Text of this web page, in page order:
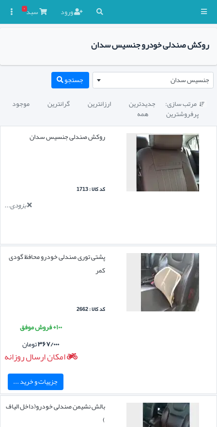
ورود سبد۰
روکش صندلی خودرو جنسیس سدان
جنسیس سدان جستجو
 مرتب سازی: جدیدترین ارزانترین گرانترین موجود
پرفروشترین
همه
روکش صندلی جنسیس سدان
کد کالا : 1713
بزودی...
پشتی توری صندلی خودرو محافظ گودی
کمر
کد کالا : 2662
۱۰۰+ فروش موفق
۳۶۷/۰۰۰تومان
امکان ارسال روزانه
جزییات و خرید ...
بالش نشیمن صندلی خودرو(داخل الیاف
)